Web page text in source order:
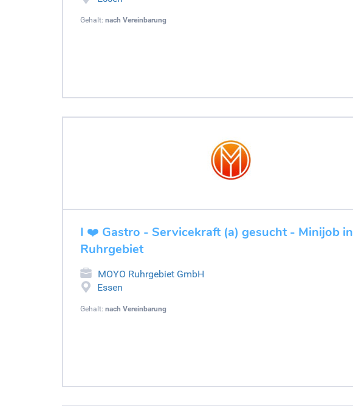
Gehalt: nach Vereinbarung
I ❤️ Gastro - Servicekraft (a) gesucht - Minijob in
Ruhrgebiet
MOYO Ruhrgebiet GmbH
Essen
Gehalt: nach Vereinbarung